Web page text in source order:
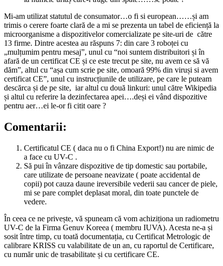
Mi-am utilizat statutul de consumator…o fi si european……și am
trimis o cerere foarte clară de a mi se prezenta un tabel de eficiență la
microorganisme a dispozitivelor comercializate pe site-uri de către
13 firme. Dintre acestea au răspuns 7: din care 3 roboței cu
„mulțumim pentru mesaj”, unul cu “noi suntem distribuitori și în
afară de un certificat CE și ce este trecut pe site, nu avem ce să vă
dăm”, altul cu “așa cum scrie pe site, omoară 99% din viruși si avem
certificat CE”, unul cu instrucțiunile de utilizare, pe care le puteam
descărca și de pe site, iar altul cu două linkuri: unul către Wikipedia
și altul cu referire la dezinfectarea apei….deși ei vând dispozitive
pentru aer…ei le-or fi citit oare ?
Comentarii:
Certificatul CE ( daca nu o fi China Export!) nu are nimic de
a face cu UV-C .
Să pui în vânzare dispozitive de tip domestic sau portabile,
care utilizate de persoane neavizate ( poate accidental de
copii) pot cauza daune ireversibile vederii sau cancer de piele,
mi se pare complet deplasat moral, din toate punctele de
vedere.
În ceea ce ne privește, vă spuneam că vom achiziționa un radiometru
UV-C de la Firma Genuv Koreea ( membru IUVA). Acesta ne-a și
sosit între timp, cu toată documentația, cu Certificat Metrologic de
calibrare KRISS cu valabilitate de un an, cu raportul de Certificare,
cu număr unic de trasabilitate și cu certificare CE.